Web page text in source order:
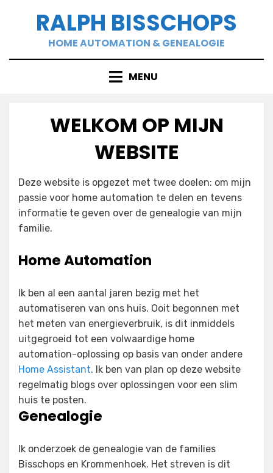
RALPH BISSCHOPS
HOME AUTOMATION & GENEALOGIE
MENU
WELKOM OP MIJN
WEBSITE
Deze website is opgezet met twee doelen: om mijn
passie voor home automation te delen en tevens
informatie te geven over de genealogie van mijn
familie.
Home Automation
Ik ben al een aantal jaren bezig met het
automatiseren van ons huis. Ooit begonnen met
het meten van energieverbruik, is dit inmiddels
uitgegroeid tot een volwaardige home
automation-oplossing op basis van onder andere
Home Assistant. Ik ben van plan op deze website
regelmatig blogs over oplossingen voor een slim
huis te posten.
Genealogie
Ik onderzoek de genealogie van de families
Bisschops en Krommenhoek. Het streven is dit